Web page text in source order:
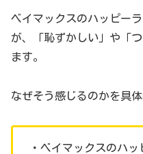
ベイマックスのハッピー
が、「恥ずかしい」や「
ます。
なぜそう感じるのかを具
・ベイマックスのハ